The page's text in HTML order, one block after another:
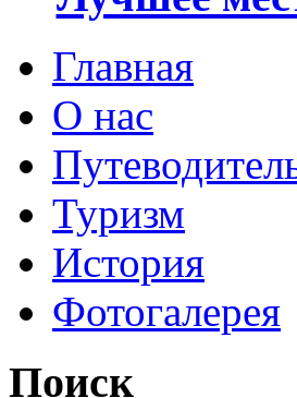
Главная
О нас
Туризм
История
Фотогалерея
Поиск